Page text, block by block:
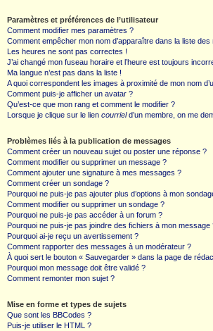
Paramètres et préférences de l’utilisateur
Comment modifier mes paramètres ?
Comment empêcher mon nom d’apparaître dans la liste
Les heures ne sont pas correctes !
J’ai changé mon fuseau horaire et l’heure est toujours
Ma langue n’est pas dans la liste !
A quoi correspondent les images à proximité de mon nom
Comment puis-je afficher un avatar ?
Qu’est-ce que mon rang et comment le modifier ?
Lorsque je clique sur le lien courrield’un membre, on me
Problèmes liés à la publication de messages
Comment créer un nouveau sujet ou poster une réponse ?
Comment modifier ou supprimer un message ?
Comment ajouter une signature à mes messages ?
Comment créer un sondage ?
Pourquoi ne puis-je pas ajouter plus d’options à mon
Comment modifier ou supprimer un sondage ?
Pourquoi ne puis-je pas accéder à un forum ?
Pourquoi ne puis-je pas joindre des fichiers à mon message
Pourquoi ai-je reçu un avertissement ?
Comment rapporter des messages à un modérateur ?
À quoi sert le bouton « Sauvegarder » dans la page de
Pourquoi mon message doit être validé ?
Comment remonter mon sujet ?
Mise en forme et types de sujets
Que sont les BBCodes ?
Puis-je utiliser le HTML ?